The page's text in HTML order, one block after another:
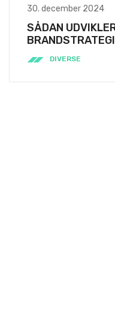
30. december 2024
SÅDAN
DIVERSE